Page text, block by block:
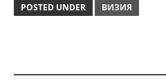
POSTED UNDER ВИЗИЯ